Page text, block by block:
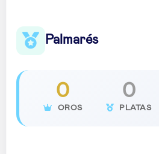
Palmarés
0
OROS
0
PLATAS